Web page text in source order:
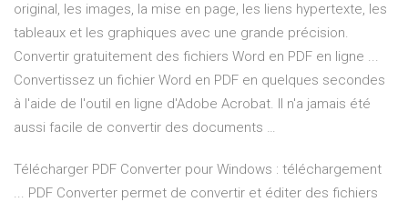
original, les images, la mise en page, les liens hypertexte, les
tableaux et les graphiques avec une grande précision.
Convertir gratuitement des fichiers Word en PDF en ligne ...
Convertissez un fichier Word en PDF en quelques secondes
à l'aide de l'outil en ligne d'Adobe Acrobat. Il n'a jamais été
aussi facile de convertir des documents …
Télécharger PDF Converter pour Windows : téléchargement
... PDF Converter permet de convertir et éditer des fichiers